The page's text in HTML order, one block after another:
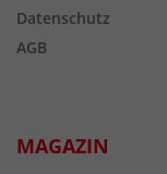
Datenschutz
AGB
MAGAZIN